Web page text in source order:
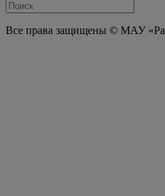
Все права защищены © МАУ